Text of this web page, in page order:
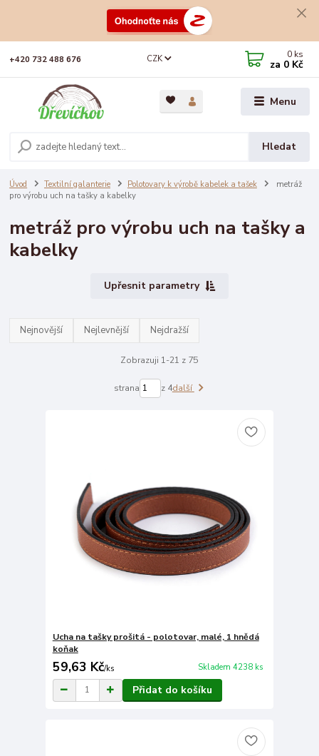
Menu
CZK
Hledat
+420 732 488 676 0 ks
za 0 Kč
Úvod Textilní galanterie Polotovary k výrobě kabelek a tašek
metráž
pro výrobu uch na tašky a kabelky
metráž pro výrobu uch na tašky a
kabelky
Upřesnit parametry
Nejnovější Nejlevnější Nejdražší
Zobrazuji 1-21 z 75
strana z 4další
Ucha na tašky prošitá - polotovar, malé, 1 hnědá
koňak
59,63 Kč/ks Skladem 4238 ks
Přidat do košíku